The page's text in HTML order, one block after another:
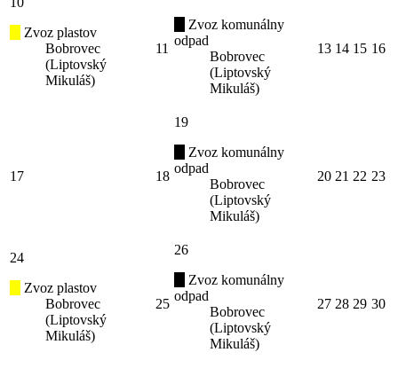
Zvoz plastov
Bobrovec
(Liptovský
Mikuláš)
11
Zvoz komunálny
odpad
Bobrovec
(Liptovský
Mikuláš)
13 14 15 16
17 18
19
Zvoz komunálny
odpad
Bobrovec
(Liptovský
Mikuláš)
20 21 22 23
24
Zvoz plastov
Bobrovec
(Liptovský
Mikuláš)
25
26
Zvoz komunálny
odpad
Bobrovec
(Liptovský
Mikuláš)
27 28 29 30